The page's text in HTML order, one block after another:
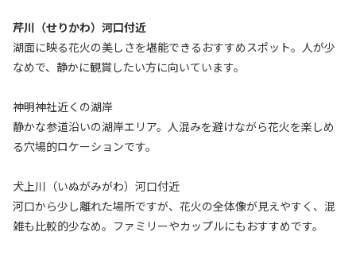
芹川（せりかわ）河口付近
湖面に映る花火の美しさを堪能できるおすすめスポット。人が少
なめで、静かに観賞したい方に向いています。
神明神社近くの湖岸
静かな参道沿いの湖岸エリア。人混みを避けながら花火を楽しめ
る穴場的ロケーションです。
犬上川（いぬがみがわ）河口付近
河口から少し離れた場所ですが、花火の全体像が見えやすく、混
雑も比較的少なめ。ファミリーやカップルにもおすすめです。